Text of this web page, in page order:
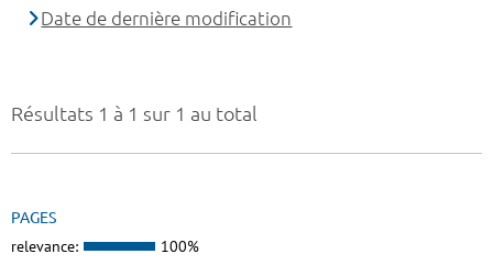
Résultats 1 à 1 sur 1 au total
PAGES
relevance: 100%
Date de dernière modification